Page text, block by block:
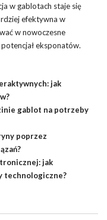
w gablotach staje się
efektywna w
w nowoczesne
eksponatów.
jak
gablot na potrzeby
poprzez
jak
technologiczne?